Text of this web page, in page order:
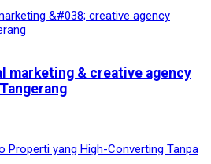
marketing & creative agency
Properti yang High-Converting Tanpa